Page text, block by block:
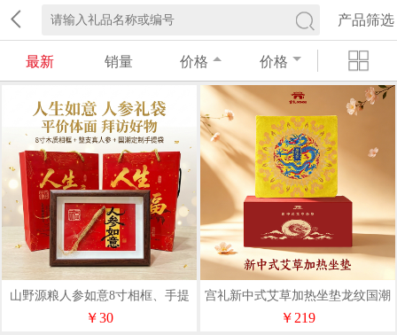
产品筛选
最新 销量 价格 价格
山野源粮人参如意8寸相框、手提
袋(A/B面)
￥30
宫礼新中式艾草加热坐垫龙纹国潮
艾草加热坐垫礼盒送父母长辈养生
￥219